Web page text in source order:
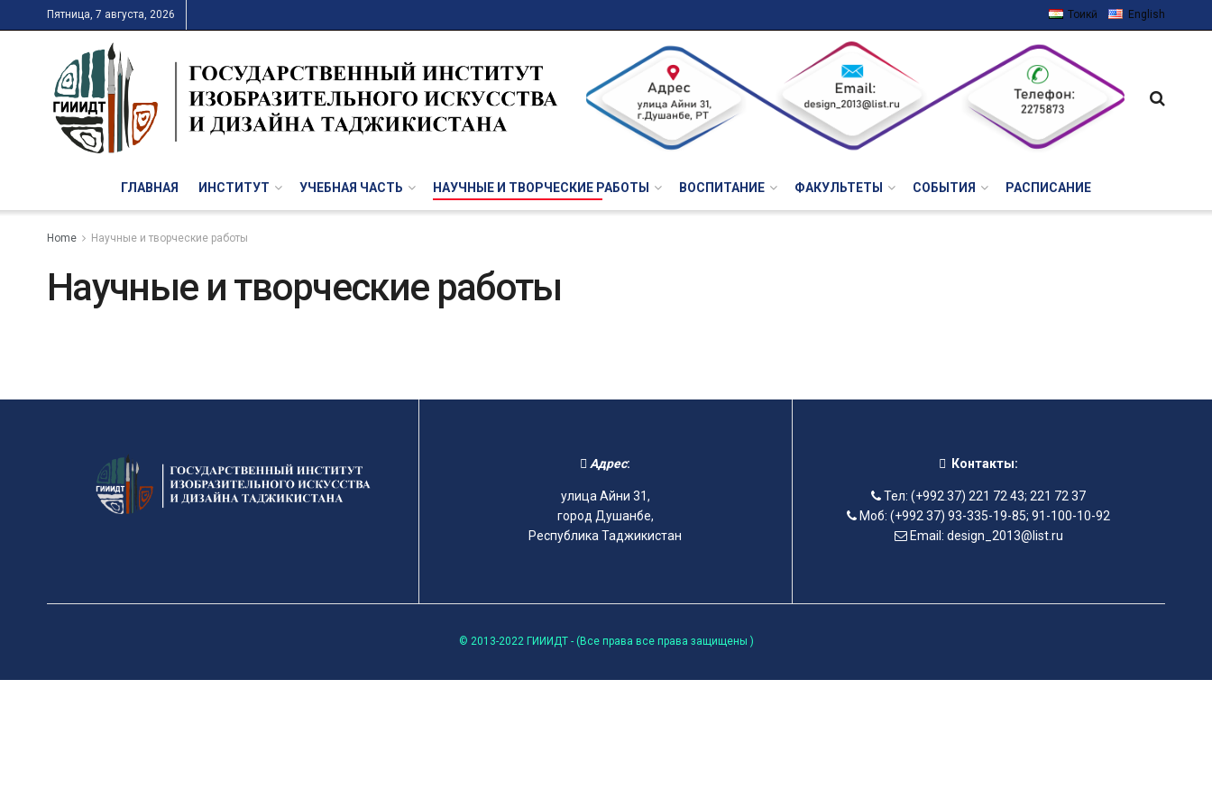
Пятница, 7 августа, 2026 Тоҷикӣ English
ГЛАВНАЯ ИНСТИТУТ УЧЕБНАЯ ЧАСТЬ НАУЧНЫЕ И ТВОРЧЕСКИЕ РАБОТЫ ВОСПИТАНИЕ ФАКУЛЬТЕТЫ СОБЫТИЯ РАСПИСАНИЕ
Home Научные и творческие работы
Научные и творческие работы
Адрес:
улица Айни 31,
город Душанбе,
Республика Таджикистан
Контакты:
Тел: (+992 37) 221 72 43; 221 72 37
Моб: (+992 37) 93-335-19-85; 91-100-10-92
Email: design_2013@list.ru
© 2013-2022 ГИИИДТ - (Все права все права защищены )